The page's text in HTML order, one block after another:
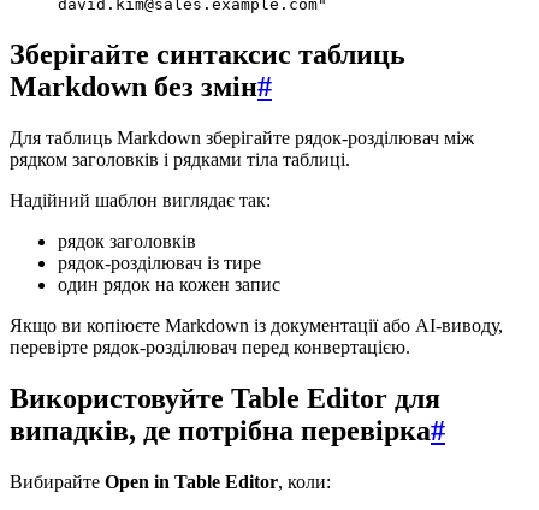
david.kim@sales.example.com"
Зберігайте синтаксис таблиць
Markdown без змін#
Для таблиць Markdown зберігайте рядок-розділювач між
рядком заголовків і рядками тіла таблиці.
Надійний шаблон виглядає так:
рядок заголовків
рядок-розділювач із тире
один рядок на кожен запис
Якщо ви копіюєте Markdown із документації або AI-виводу,
перевірте рядок-розділювач перед конвертацією.
Використовуйте Table Editor для
випадків, де потрібна перевірка#
Вибирайте Open in Table Editor, коли: